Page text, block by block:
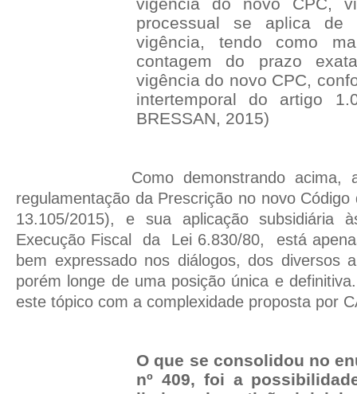
processual se aplica de
vigência, tendo como
contagem do prazo
vigência do novo CPC,
intertemporal do artigo
BRESSAN, 2015)
Como demonstrando acima,
regulamentação da Prescrição no novo
13.105/2015), e sua aplicação subsidiária
Execução Fiscal
da Lei 6.830/80,
está
bem expressado nos diálogos, dos diversos
porém longe de uma posição única e
este tópico com a complexidade proposta por
O que se consolidou no
nº 409, foi a